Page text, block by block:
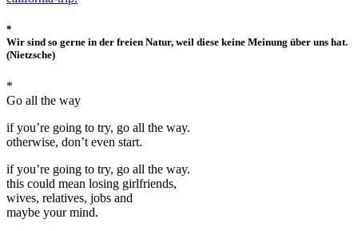
*
Wir sind so gerne in der freien Natur, weil diese keine Meinung über uns hat.
(Nietzsche)
*
Go all the way
if you’re going to try, go all the way.
otherwise, don’t even start.
if you’re going to try, go all the way.
this could mean losing girlfriends,
wives, relatives, jobs and
maybe your mind.